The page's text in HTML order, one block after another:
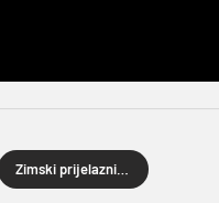
Zimski prijelazni rok 2026.